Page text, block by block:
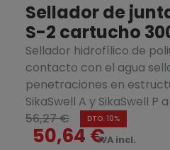
Sellador de
S-2 cartucho
Sellador hidrofílico de
contacto con el agua
penetraciones en
SikaSwell A y SikaSwell P
56,27 €
DTO. 10%
50,64 €IVA incl.
Sika Waterbar O-22/2